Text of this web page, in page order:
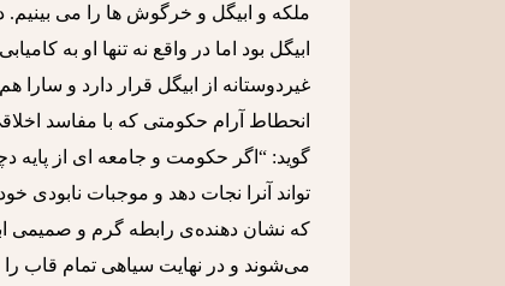
ملکه و ابیگل و خرگوش ها را می
ابیگل بود اما در واقع نه تنها او به
غیردوستانه از ابیگل قرار دارد و سارا
انحطاط آرام حکومتی که با مفاسد
گوید: “اگر حکومت و جامعه ای از پایه
تواند آنرا نجات دهد و موجبات
که نشان دهنده‌ی رابطه گرم و صمیمی
می‌شوند و در نهایت سیاهی تمام قاب